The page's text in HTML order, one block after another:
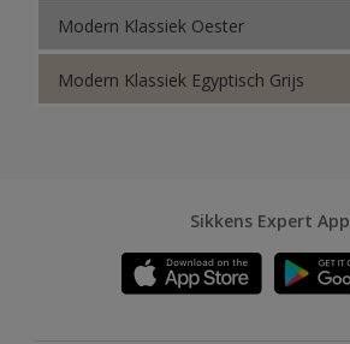
Modern Klassiek Oester
Modern Klassiek Egyptisch Grijs
Sikkens Expert App